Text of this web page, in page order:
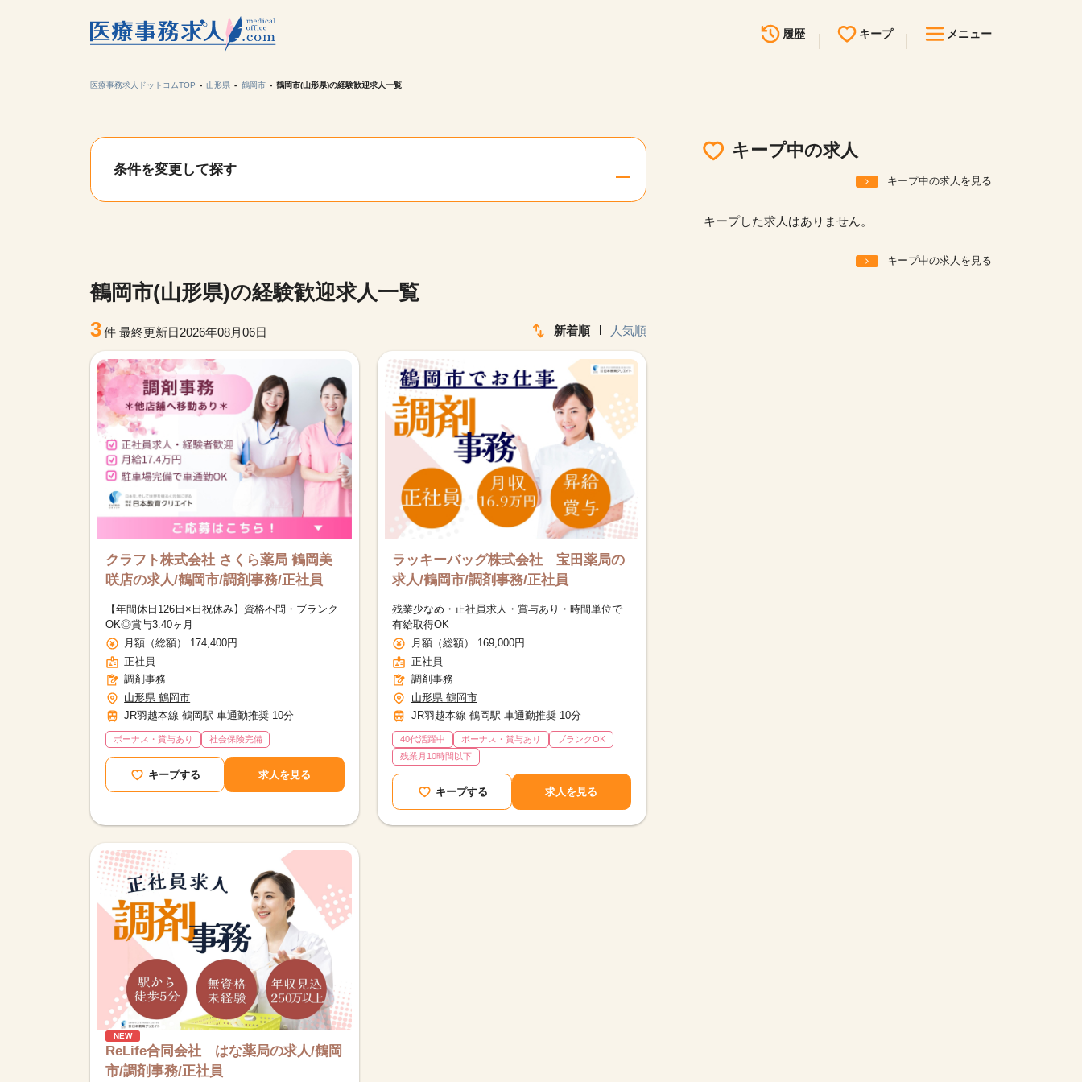
履歴 キープ メニュー
見学会・イベント情報
医療事務求人ドットコムTOP 山形県 鶴岡市 鶴岡市(山形県)の経験歓迎求人一覧
条件を変更して探す
鶴岡市(山形県)の経験歓迎求人一覧
3件 最終更新日2026年08月06日 新着順 人気順
クラフト株式会社 さくら薬局 鶴岡美
咲店の求人/鶴岡市/調剤事務/正社員
【年間休日126日×日祝休み】資格不問・ブランク
OK◎賞与3.40ヶ月
月額（総額） 174,400円
正社員
調剤事務
山形県 鶴岡市
JR羽越本線 鶴岡駅 車通勤推奨 10分
ボーナス・賞与あり 社会保険完備
キープする 求人を見る
ラッキーバッグ株式会社 宝田薬局の
求人/鶴岡市/調剤事務/正社員
残業少なめ・正社員求人・賞与あり・時間単位で
有給取得OK
月額（総額） 169,000円
正社員
調剤事務
山形県 鶴岡市
JR羽越本線 鶴岡駅 車通勤推奨 10分
40代活躍中 ボーナス・賞与あり
ブランクOK
残業月10時間以下
キープする 求人を見る
NEW
ReLife合同会社 はな薬局の求人/鶴岡
市/調剤事務/正社員
キープ中の求人
キープ中の求人を見る
キープした求人はありません。
キープ中の求人を見る